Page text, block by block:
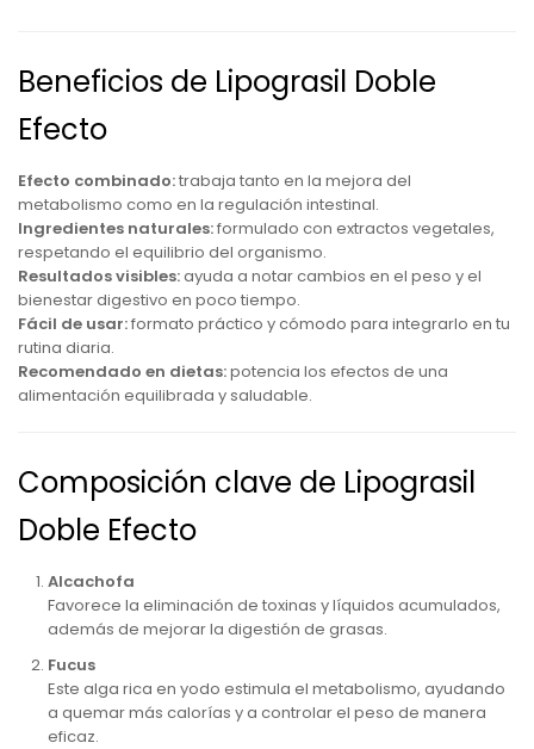
Beneficios de Lipograsil Doble
Efecto
Efecto combinado:trabaja tanto en la mejora del
metabolismo como en la regulación intestinal.
Ingredientes naturales:formulado con extractos vegetales,
respetando el equilibrio del organismo.
Resultados visibles:ayuda a notar cambios en el peso y el
bienestar digestivo en poco tiempo.
Fácil de usar:formato práctico y cómodo para integrarlo en tu
rutina diaria.
Recomendado en dietas:potencia los efectos de una
alimentación equilibrada y saludable.
Composición clave de Lipograsil
Doble Efecto
Alcachofa
Favorece la eliminación de toxinas y líquidos acumulados,
además de mejorar la digestión de grasas.
Fucus
Este alga rica en yodo estimula el metabolismo, ayudando
a quemar más calorías y a controlar el peso de manera
eficaz.